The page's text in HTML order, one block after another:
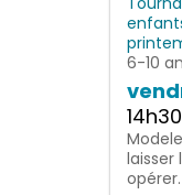
6-10
laisser
opérer.